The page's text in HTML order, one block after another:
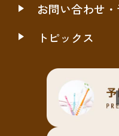
お問い合わせ
トピックス